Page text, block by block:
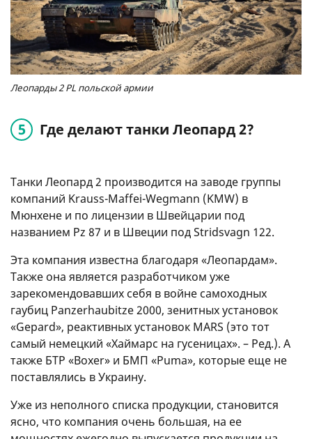
Леопарды 2 PL польской армии
Где делают танки Леопард 2?
Танки Леопард 2 производится на заводе группы
компаний Krauss-Maffei-Wegmann (KMW) в
Мюнхене и по лицензии в Швейцарии под
названием Pz 87 и в Швеции под Stridsvagn 122.
Эта компания известна благодаря «Леопардам».
Также она является разработчиком уже
зарекомендовавших себя в войне самоходных
гаубиц Panzerhaubitze 2000, зенитных установок
«Gepard», реактивных установок MARS (это тот
самый немецкий «Хаймарс на гусеницах». – Ред.). А
также БТР «Boxer» и БМП «Puma», которые еще не
поставлялись в Украину.
Уже из неполного списка продукции, становится
ясно, что компания очень большая, на ее